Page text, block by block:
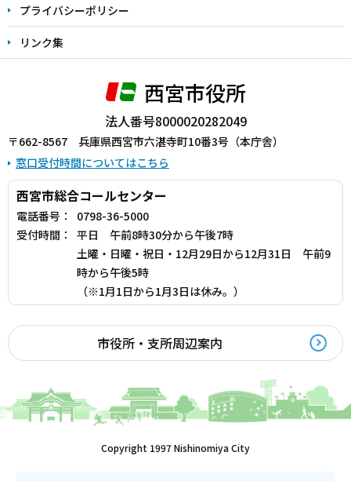
プライバシーポリシー
リンク集
西宮市役所
法人番号8000020282049
〒662-8567 兵庫県西宮市六湛寺町10番3号（本庁舎）
窓口受付時間についてはこちら
西宮市総合コールセンター
電話番号：
0798-36-5000
受付時間：
平日 午前8時30分から午後7時
土曜・日曜・祝日・12月29日から12月31日 午前9
時から午後5時
（※1月1日から1月3日は休み。）
市役所・支所周辺案内
Copyright 1997 Nishinomiya City